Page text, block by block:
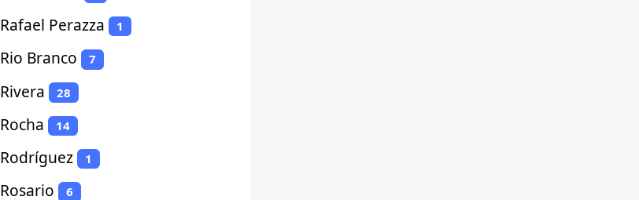
Rafael Perazza 1
Rio Branco 7
Rivera 28
Rocha 14
Rodríguez 1
Rosario 6